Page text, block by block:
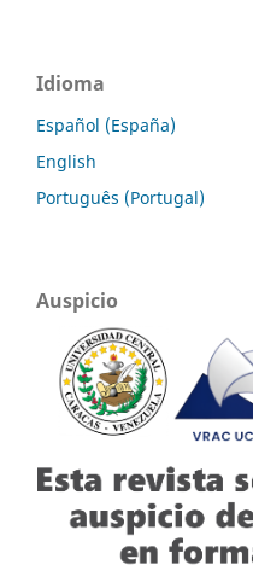
Idioma
Español (España)
English
Português (Portugal)
Auspicio